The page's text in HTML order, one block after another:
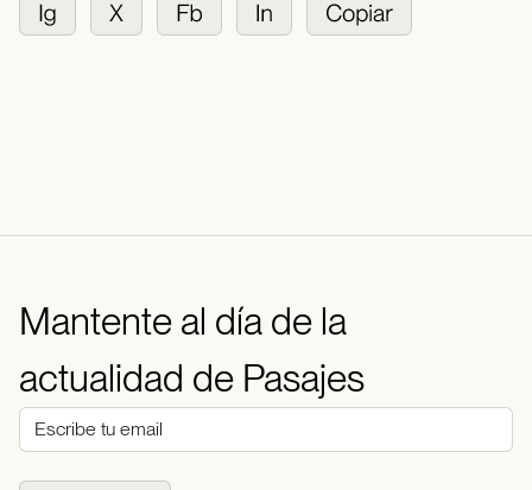
Mantente al día de la
actualidad de Pasajes